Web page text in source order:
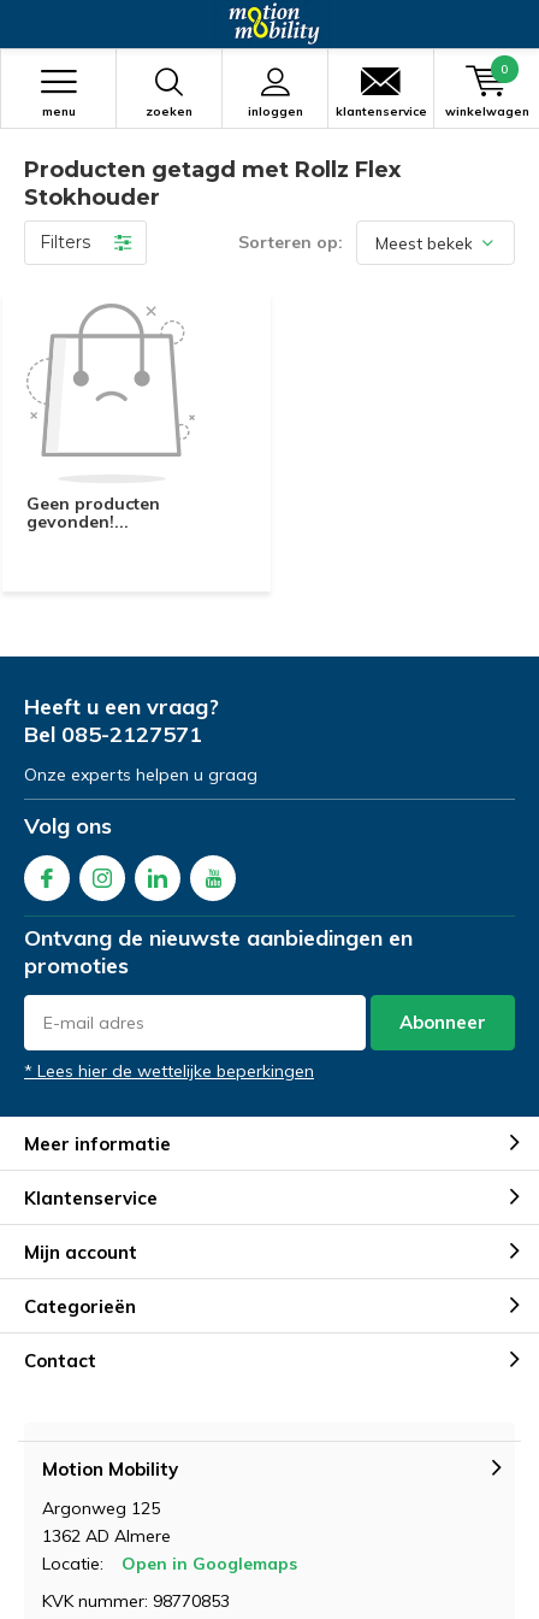
zoeken inloggen
menu klantenservice winkelwagen
0
Producten getagd met Rollz Flex
Stokhouder
Filters Sorteren op:
Geen producten
gevonden!...
Heeft u een vraag?
Bel 085-2127571
Onze experts helpen u graag
Volg ons
Ontvang de nieuwste aanbiedingen en
promoties
Abonneer
* Lees hier de wettelijke beperkingen
Meer informatie
Klantenservice
Mijn account
Categorieën
Contact
Motion Mobility
Argonweg 125
1362 AD Almere
Locatie:
Open in Googlemaps
KVK nummer: 98770853